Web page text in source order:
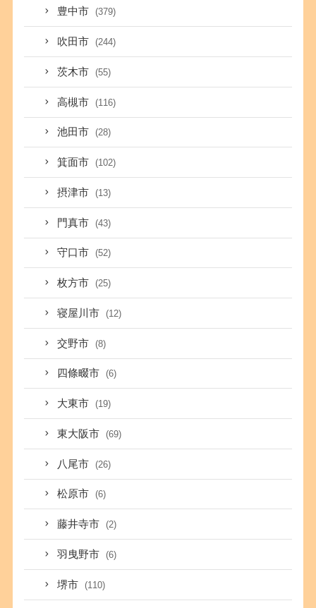
豊中市 (379)
吹田市 (244)
茨木市 (55)
高槻市 (116)
池田市 (28)
箕面市 (102)
摂津市 (13)
門真市 (43)
守口市 (52)
枚方市 (25)
寝屋川市 (12)
交野市 (8)
四條畷市 (6)
大東市 (19)
東大阪市 (69)
八尾市 (26)
松原市 (6)
藤井寺市 (2)
羽曳野市 (6)
堺市 (110)